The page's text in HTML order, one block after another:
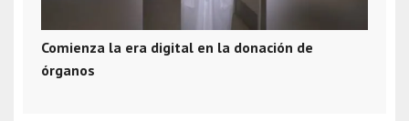
Comienza la era digital en la donación de
órganos